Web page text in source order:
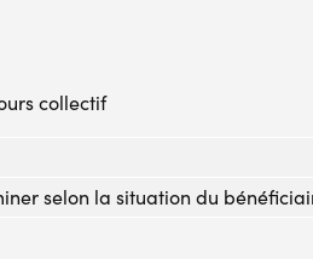
collectif
selon la situation du